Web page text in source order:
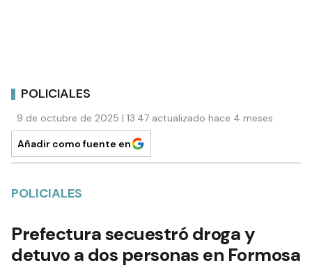
POLICIALES
9 de octubre de 2025 | 13:47 actualizado hace 4 meses
Añadir como fuente en
POLICIALES
Prefectura secuestró droga y
detuvo a dos personas en Formosa